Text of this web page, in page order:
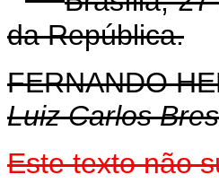
da República.
FERNANDO
Luiz Carlos
Este texto não